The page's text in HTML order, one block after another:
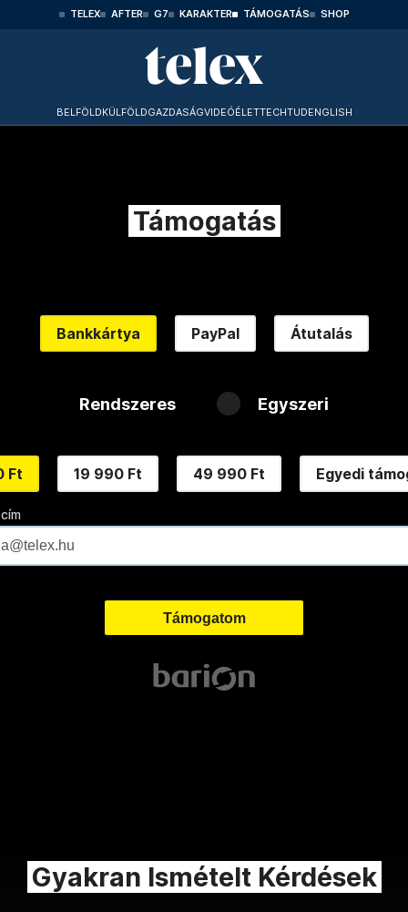
TELEX AFTER G7 KARAKTER TÁMOGATÁS SHOP
BELFÖLDKÜLFÖLDGAZDASÁGVIDEÓÉLETTECHTUDENGLISH
Támogatás
Bankkártya PayPal Átutalás
Rendszeres Egyszeri
Ft 19 990 Ft 49 990 Ft Egyedi
Gyakran Ismételt Kérdések